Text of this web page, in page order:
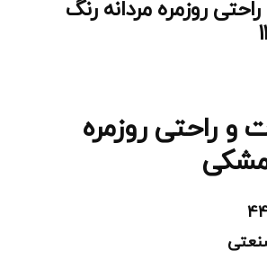
روزمره مردانه رنگ
راحتی روزمره
مشکی